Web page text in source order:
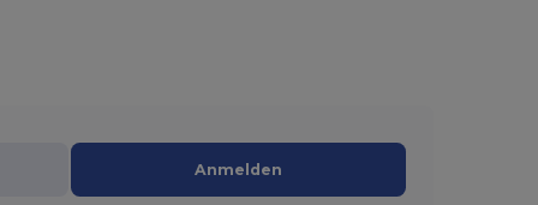
Anmelden